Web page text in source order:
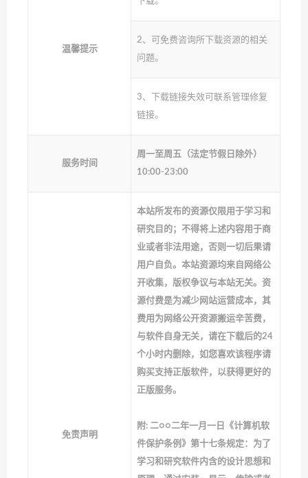
温馨提示
2、可免费咨询所下载资源的相关
问题。
3、下载链接失效可联系管理修复
链接。
服务时间
周一至周五（法定节假日除外）
10:00-23:00
免责声明
本站所发布的资源仅限用于学习和
研究目的；不得将上述内容用于商
业或者非法用途，否则一切后果请
用户自负。本站资源均来自网络公
开收集，版权争议与本站无关。资
源付费是为减少网站运营成本，其
费用为网络公开资源搬运辛苦费，
与软件自身无关，请在下载后的24
个小时内删除，如您喜欢该程序请
购买支持正版软件，以获得更好的
正版服务。
附: 二○○二年一月一日《计算机软
件保护条例》第十七条规定：为了
学习和研究软件内含的设计思想和